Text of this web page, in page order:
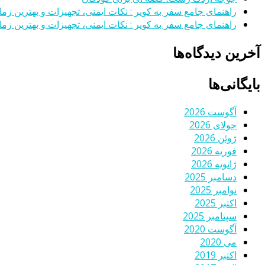
راهنمای جامع سفر به کویر : نکات ایمنی، تجهیزات و بهترین
راهنمای جامع سفر به کویر : نکات ایمنی، تجهیزات و بهترین
آخرین دیدگاه‌ها
بایگانی‌ها
آگوست 2026
جولای 2026
ژوئن 2026
فوریه 2026
ژانویه 2026
دسامبر 2025
نوامبر 2025
اکتبر 2025
سپتامبر 2025
آگوست 2020
می 2020
اکتبر 2019